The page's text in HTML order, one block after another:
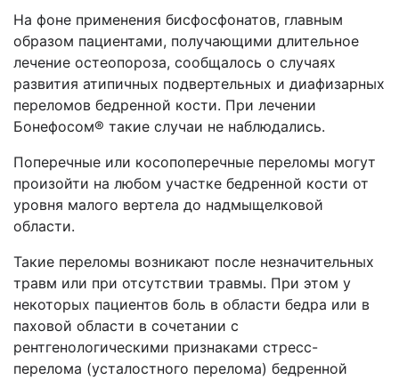
На фоне применения бисфосфонатов, главным
образом пациентами, получающими длительное
лечение остеопороза, сообщалось о случаях
развития атипичных подвертельных и диафизарных
переломов бедренной кости. При лечении
Бонефосом® такие случаи не наблюдались.
Поперечные или косопоперечные переломы могут
произойти на любом участке бедренной кости от
уровня малого вертела до надмыщелковой
области.
Такие переломы возникают после незначительных
травм или при отсутствии травмы. При этом у
некоторых пациентов боль в области бедра или в
паховой области в сочетании с
рентгенологическими признаками стресс-
перелома (усталостного перелома) бедренной